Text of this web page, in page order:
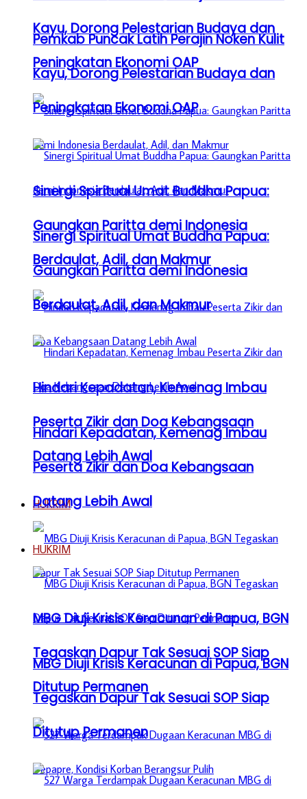
Kayu, Dorong Pelestarian Budaya dan
Peningkatan Ekonomi OAP
Sinergi Spiritual Umat Buddha Papua:
Gaungkan Paritta demi Indonesia
Berdaulat, Adil, dan Makmur
Hindari Kepadatan, Kemenag Imbau
Peserta Zikir dan Doa Kebangsaan
Datang Lebih Awal
HUKRIM
MBG Diuji Krisis Keracunan di Papua, BGN
Tegaskan Dapur Tak Sesuai SOP Siap
Ditutup Permanen
Pemkab Puncak Latih Perajin Noken Kulit
Kayu, Dorong Pelestarian Budaya dan
Peningkatan Ekonomi OAP
Sinergi Spiritual Umat Buddha Papua:
Gaungkan Paritta demi Indonesia
Berdaulat, Adil, dan Makmur
Hindari Kepadatan, Kemenag Imbau
Peserta Zikir dan Doa Kebangsaan
Datang Lebih Awal
HUKRIM
MBG Diuji Krisis Keracunan di Papua, BGN
Tegaskan Dapur Tak Sesuai SOP Siap
Ditutup Permanen